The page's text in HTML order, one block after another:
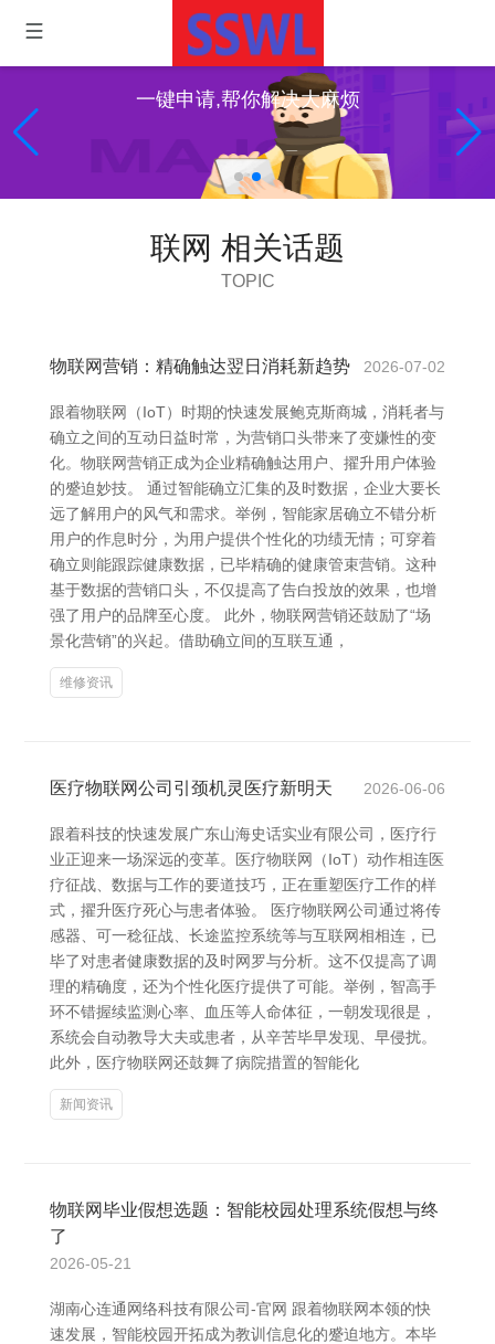
一键申请,帮你解决大麻烦
联网 相关话题
TOPIC
物联网营销：精确触达翌日消耗新趋势 2026-07-02
跟着物联网（IoT）时期的快速发展鲍克斯商城，消耗者与
确立之间的互动日益时常，为营销口头带来了变嫌性的变
化。物联网营销正成为企业精确触达用户、擢升用户体验
的蹙迫妙技。 通过智能确立汇集的及时数据，企业大要长
远了解用户的风气和需求。举例，智能家居确立不错分析
用户的作息时分，为用户提供个性化的功绩无情；可穿着
确立则能跟踪健康数据，已毕精确的健康管束营销。这种
基于数据的营销口头，不仅提高了告白投放的效果，也增
强了用户的品牌至心度。 此外，物联网营销还鼓励了“场
景化营销”的兴起。借助确立间的互联互通，
维修资讯
医疗物联网公司引颈机灵医疗新明天 2026-06-06
跟着科技的快速发展广东山海史话实业有限公司，医疗行
业正迎来一场深远的变革。医疗物联网（IoT）动作相连医
疗征战、数据与工作的要道技巧，正在重塑医疗工作的样
式，擢升医疗死心与患者体验。 医疗物联网公司通过将传
感器、可一稔征战、长途监控系统等与互联网相相连，已
毕了对患者健康数据的及时网罗与分析。这不仅提高了调
理的精确度，还为个性化医疗提供了可能。举例，智高手
环不错握续监测心率、血压等人命体征，一朝发现很是，
系统会自动教导大夫或患者，从辛苦毕早发现、早侵扰。
此外，医疗物联网还鼓舞了病院措置的智能化
新闻资讯
物联网毕业假想选题：智能校园处理系统假想与终
了
2026-05-21
湖南心连通网络科技有限公司-官网 跟着物联网本领的快
速发展，智能校园开拓成为教训信息化的蹙迫地方。本毕